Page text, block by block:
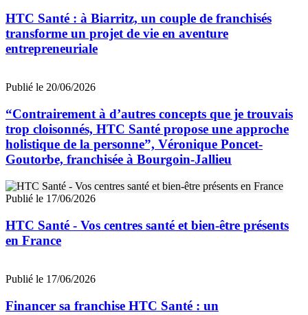
HTC Santé : à Biarritz, un couple de franchisés
transforme un projet de vie en aventure
entrepreneuriale
Publié le 20/06/2026
“Contrairement à d’autres concepts que je trouvais
trop cloisonnés, HTC Santé propose une approche
holistique de la personne”, Véronique Poncet-
Goutorbe, franchisée à Bourgoin-Jallieu
Publié le 17/06/2026
HTC Santé - Vos centres santé et bien-être présents
en France
Publié le 17/06/2026
Financer sa franchise HTC Santé : un